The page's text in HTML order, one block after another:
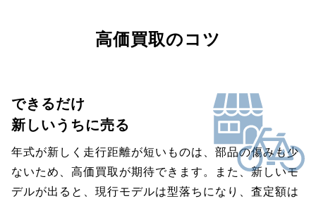
高価買取のコツ
できるだけ
新しいうちに売る
年式が新しく走行距離が短いものは、部品の傷みも少
ないため、高価買取が期待できます。また、新しいモ
デルが出ると、現行モデルは型落ちになり、査定額は